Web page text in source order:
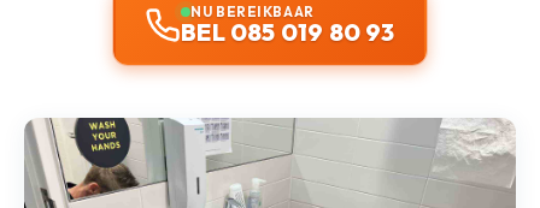
NU BEREIKBAAR
BEL 085 019 80 93